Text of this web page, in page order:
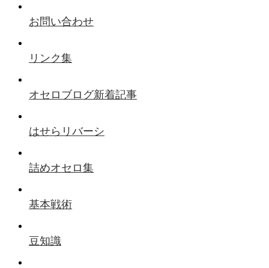
お問い合わせ
リンク集
オセロブログ新着記事
はせらリバーシ
詰めオセロ集
基本戦術
豆知識